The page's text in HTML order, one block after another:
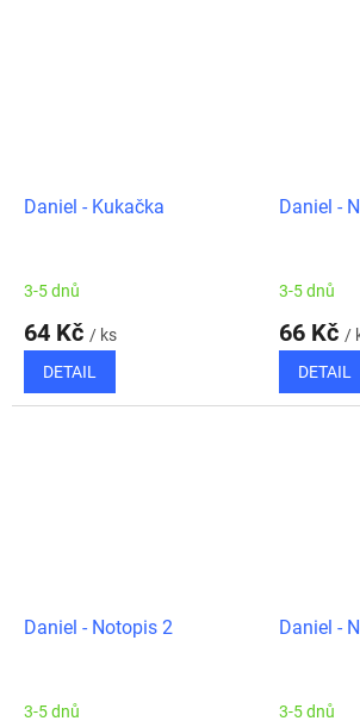
Daniel - Kukačka
3-5 dnů
64 Kč / ks
DETAIL
Daniel -
3-5 dnů
66 Kč /
DETAIL
Daniel - Notopis 2
3-5 dnů
Daniel -
3-5 dnů